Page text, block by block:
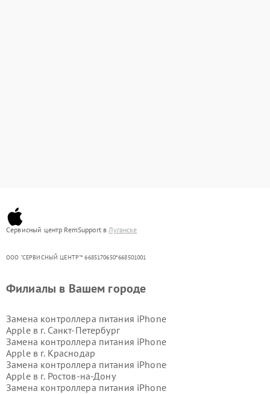
Сервисный центр RemSupport вЛуганске
ООО "СЕРВИСНЫЙ ЦЕНТР"* 6685170650*668501001
Филиалы в Вашем городе
Замена контроллера питания iPhone
Apple в г. Санкт-Петербург
Замена контроллера питания iPhone
Apple в г. Краснодар
Замена контроллера питания iPhone
Apple в г. Ростов-на-Дону
Замена контроллера питания iPhone